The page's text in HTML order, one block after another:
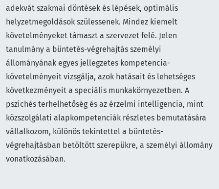
adekvát szakmai döntések és lépések, optimális
helyzetmegoldások szülessenek. Mindez kiemelt
követelményeket támaszt a szervezet felé. Jelen
tanulmány a büntetés-végrehajtás személyi
állományának egyes jellegzetes kompetencia-
követelményeit vizsgálja, azok hatásait és lehetséges
következményeit a speciális munkakörnyezetben. A
pszichés terhelhetőség és az érzelmi intelligencia, mint
közszolgálati alapkompetenciák részletes bemutatására
vállalkozom, különös tekintettel a büntetés-
végrehajtásban betöltött szerepükre, a személyi állomány
vonatkozásában.